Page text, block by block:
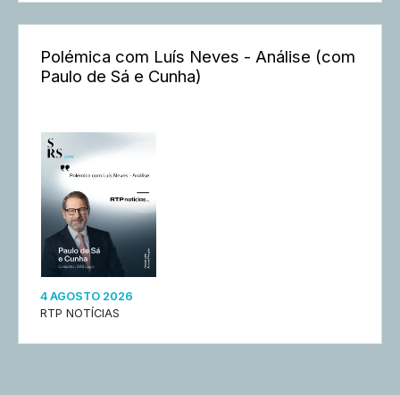
Polémica com Luís Neves - Análise (com
Paulo de Sá e Cunha)
4 AGOSTO 2026
RTP NOTÍCIAS